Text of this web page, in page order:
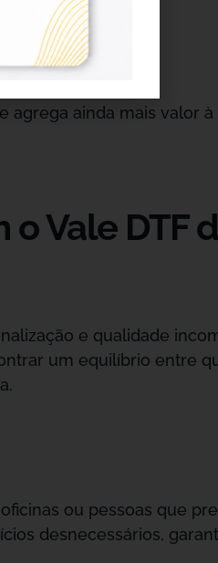
agrega ainda mais valor
Vale DTF
e qualidade
um equilíbrio entre
ou pessoas que
desnecessários,